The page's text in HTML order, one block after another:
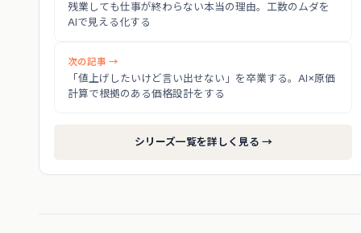
残業しても仕事が終わらない本当の理由。工数のムダを
AIで見える化する
次の記事 →
「値上げしたいけど言い出せない」を卒業する。AI×原価
計算で根拠のある価格設計をする
シリーズ一覧を詳しく見る →